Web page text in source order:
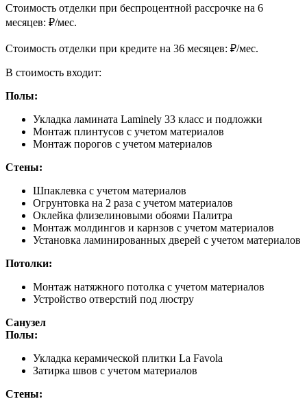
Cтоимость отделки при беспроцентной рассрочке на 6
месяцев: ₽/мес.
Cтоимость отделки при кредите на 36 месяцев: ₽/мес.
В стоимость входит:
Полы:
Укладка ламината Laminely 33 класс и подложки
Монтаж плинтусов с учетом материалов
Монтаж порогов с учетом материалов
Стены:
Шпаклевка с учетом материалов
Огрунтовка на 2 раза с учетом материалов
Оклейка флизелиновыми обоями Палитра
Монтаж молдингов и карнзов с учетом материалов
Установка ламинированных дверей с учетом материалов
Потолки:
Монтаж натяжного потолка с учетом материалов
Устройство отверстий под люстру
Санузел
Полы:
Укладка керамической плитки La Favola
Затирка швов с учетом материалов
Стены: